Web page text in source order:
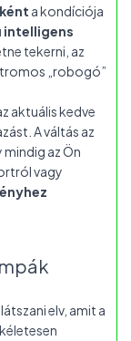
a kondíciója
intelligens
tekerni, az
„robogó”
aktuális kedve
A váltás az
az Ön
vagy
elv, amit a